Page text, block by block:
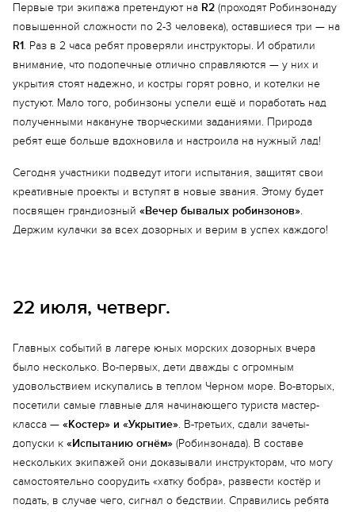
Первые три экипажа претендуют на R2 (проходят Робинзонаду
повышенной сложности по 2-3 человека), оставшиеся три — на
R1. Раз в 2 часа ребят проверяли инструкторы. И обратили
внимание, что подопечные отлично справляются — у них и
укрытия стоят надежно, и костры горят ровно, и котелки не
пустуют. Мало того, робинзоны успели ещё и поработать над
полученными накануне творческими заданиями. Природа
ребят еще больше вдохновила и настроила на нужный лад!
Сегодня участники подведут итоги испытания, защитят свои
креативные проекты и вступят в новые звания. Этому будет
посвящен грандиозный «Вечер бывалых робинзонов».
Держим кулачки за всех дозорных и верим в успех каждого!
22 июля, четверг.
Главных событий в лагере юных морских дозорных вчера
было несколько. Во-первых, дети дважды с огромным
удовольствием искупались в теплом Черном море. Во-вторых,
посетили самые главные для начинающего туриста мастер-
класса — «Костер» и «Укрытие». В-третьих, сдали зачеты-
допуски к «Испытанию огнём» (Робинзонада). В составе
нескольких экипажей они доказывали инструкторам, что могу
самостоятельно соорудить «хатку бобра», развести костёр и
подать, в случае чего, сигнал о бедствии. Справились ребята